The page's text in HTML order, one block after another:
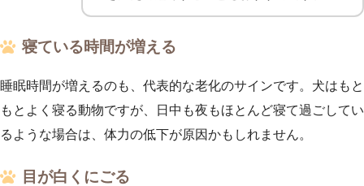
寝ている時間が増える
睡眠時間が増えるのも、代表的な老化のサインです。犬はもと
もとよく寝る動物ですが、日中も夜もほとんど寝て過ごしてい
るような場合は、体力の低下が原因かもしれません。
目が白くにごる